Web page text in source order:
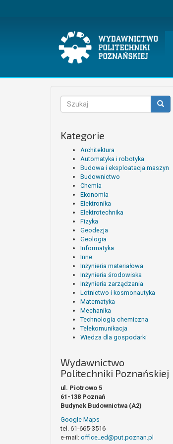
Formularz
wyszukiwania
Kategorie
Architektura
Automatyka i robotyka
Budowa i eksploatacja maszyn
Budownictwo
Chemia
Ekonomia
Elektronika
Elektrotechnika
Fizyka
Geodezja
Geologia
Informatyka
Inne
Inżynieria materiałowa
Inżynieria środowiska
Inżynieria zarządzania
Lotnictwo i kosmonautyka
Matematyka
Mechanika
Technologia chemiczna
Telekomunikacja
Wiedza dla gospodarki
Wydawnictwo
Politechniki Poznańskiej
ul. Piotrowo 5
61-138 Poznań
Budynek Budownictwa (A2)
Google Maps
tel. 61-665-3516
e-mail: office_ed@put.poznan.pl